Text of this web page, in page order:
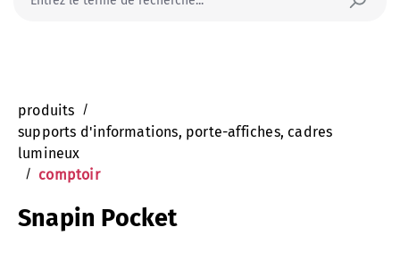
produits /
supports d'informations, porte-affiches, cadres
lumineux
/ comptoir
Snapin Pocket